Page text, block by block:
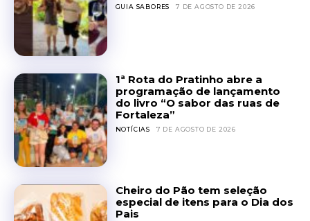
GUIA SABORES 7 DE AGOSTO DE 2026
1ª Rota do Pratinho abre a
programação de lançamento
do livro “O sabor das ruas de
Fortaleza”
NOTÍCIAS 7 DE AGOSTO DE 2026
Cheiro do Pão tem seleção
especial de itens para o Dia dos
Pais